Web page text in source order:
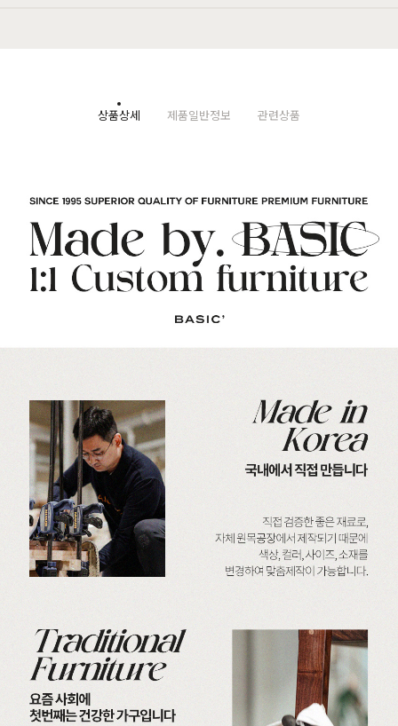
상품상세 제품일반정보 관련상품